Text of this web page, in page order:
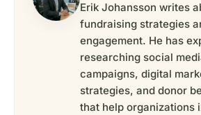
Erik Johansson writes
fundraising strategies
engagement. He has
researching social
campaigns, digital
strategies, and donor
that help organizations